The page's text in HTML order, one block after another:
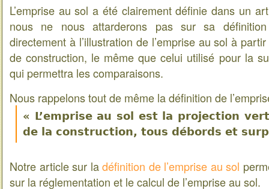
L’emprise au sol a été clairement définie dans un
nous ne nous attarderons pas sur sa
directement à l’illustration de l’emprise au sol à
de construction, le même que celui utilisé pour la
qui permettra les comparaisons.
Nous rappelons tout de même la définition de
« L’emprise au sol est la projection
de la construction, tous débords et
Notre article sur ladéfinition de l’emprise au sol
sur la réglementation et le calcul de l’emprise au sol.